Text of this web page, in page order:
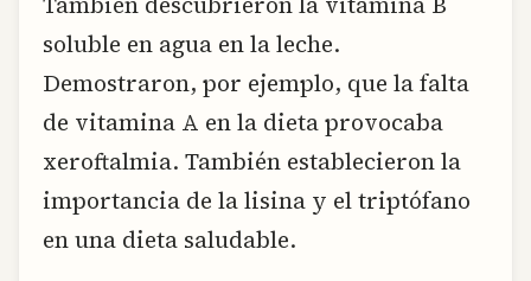
soluble en agua en la leche.
Demostraron, por ejemplo, que la falta
de vitamina A en la dieta provocaba
xeroftalmia. También establecieron la
importancia de la lisina y el triptófano
en una dieta saludable.